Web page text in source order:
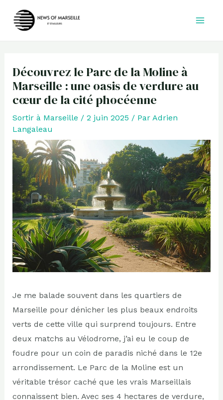
Découvrez le Parc de la Moline à
Marseille : une oasis de verdure au
cœur de la cité phocéenne
Sortir à Marseille / 2 juin 2025 / Par Adrien
Langaleau
Je me balade souvent dans les quartiers de
Marseille pour dénicher les plus beaux endroits
verts de cette ville qui surprend toujours. Entre
deux matchs au Vélodrome, j’ai eu le coup de
foudre pour un coin de paradis niché dans le 12e
arrondissement. Le Parc de la Moline est un
véritable trésor caché que les vrais Marseillais
connaissent bien. Avec ses 4 hectares de verdure,